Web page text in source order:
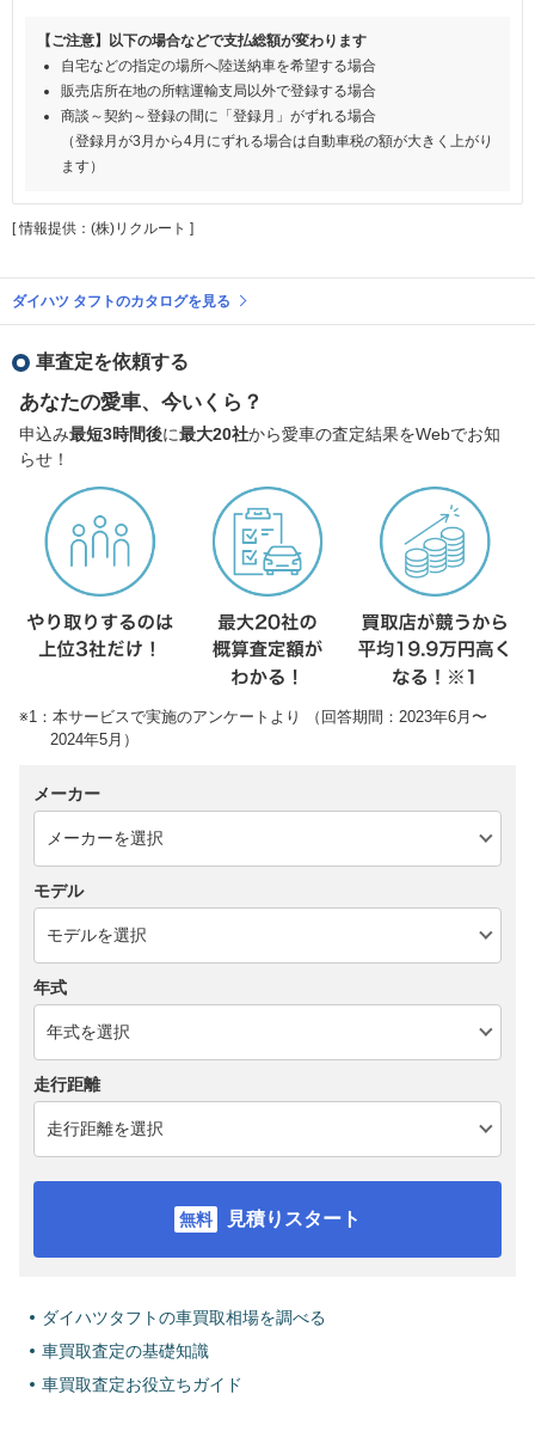
【ご注意】以下の場合などで支払総額が変わります
自宅などの指定の場所へ陸送納車を希望する場合
販売店所在地の所轄運輸支局以外で登録する場合
商談～契約～登録の間に「登録月」がずれる場合
（登録月が3月から4月にずれる場合は自動車税の額が大きく上がり
ます）
[ 情報提供：(株)リクルート ]
ダイハツ タフトのカタログを見る
車査定を依頼する
あなたの愛車、今いくら？
申込み最短3時間後に最大20社から愛車の査定結果をWebでお知
らせ！
※1：本サービスで実施のアンケートより （回答期間：2023年6月〜
2024年5月）
メーカー
モデル
年式
走行距離
見積りスタート
ダイハツタフトの車買取相場を調べる
車買取査定の基礎知識
車買取査定お役立ちガイド